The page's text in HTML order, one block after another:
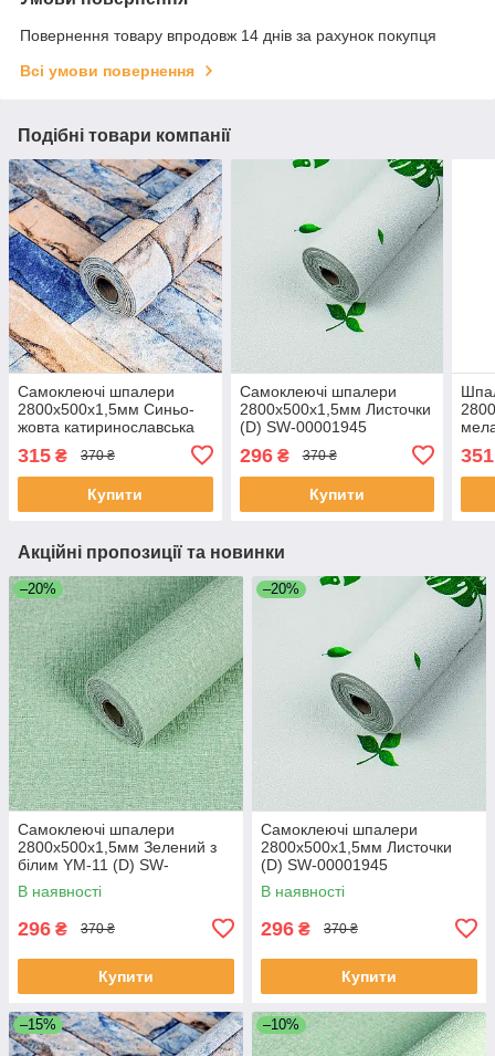
Повернення товару впродовж 14 днів за рахунок покупця
Всі умови повернення
Подібні товари компанії
Самоклеючі шпалери
2800х500х1,5мм Синьо-
жовта катиринославська
315 ₴ 370 ₴
Купити
Самоклеючі шпалери
2800х500х1,5мм Листочки
(D) SW-00001945
296₴ 370 ₴
Купити
Акційні пропозиції та новинки
–20%
Самоклеючі шпалери
2800х500х1,5мм Зелений з
білим YM-11 (D) SW-
00002019
В наявності
296 ₴ 370 ₴
Купити
–20%
Самоклеючі шпалери
2800х500х1,5мм Листочки
(D) SW-00001945
В наявності
296 ₴ 370 ₴
Купити
–15% –10%